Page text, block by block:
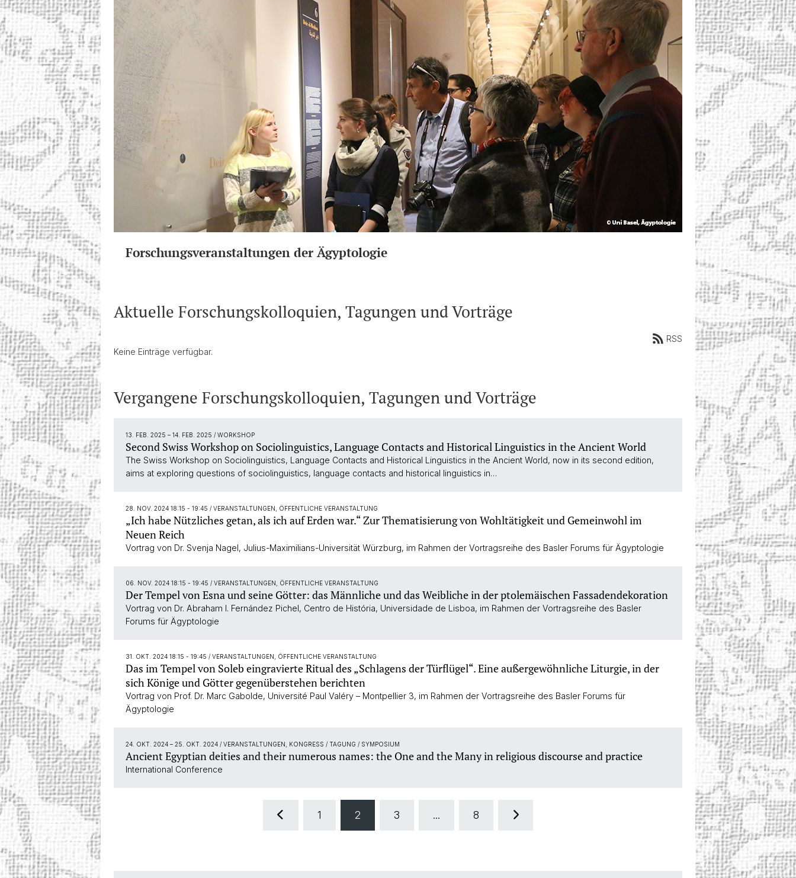
Forschungsveranstaltungen der Ägyptologie
Aktuelle Forschungskolloquien, Tagungen und Vorträge
RSS
Keine Einträge verfügbar.
Vergangene Forschungskolloquien, Tagungen und Vorträge
13. FEB. 2025 – 14. FEB. 2025 / WORKSHOP
Second Swiss Workshop on Sociolinguistics, Language Contacts and Historical Linguistics in the Ancient World
The Swiss Workshop on Sociolinguistics, Language Contacts and Historical Linguistics in the Ancient World, now in its second edition,
aims at exploring questions of sociolinguistics, language contacts and historical linguistics in…
28. NOV. 2024 18:15 - 19:45 / VERANSTALTUNGEN, ÖFFENTLICHE VERANSTALTUNG
„Ich habe Nützliches getan, als ich auf Erden war.“ Zur Thematisierung von Wohltätigkeit und Gemeinwohl im
Neuen Reich
Vortrag von Dr. Svenja Nagel, Julius-Maximilians-Universität Würzburg, im Rahmen der Vortragsreihe des Basler Forums für Ägyptologie
06. NOV. 2024 18:15 - 19:45 / VERANSTALTUNGEN, ÖFFENTLICHE VERANSTALTUNG
Der Tempel von Esna und seine Götter: das Männliche und das Weibliche in der ptolemäischen Fassadendekoration
Vortrag von Dr. Abraham I. Fernández Pichel, Centro de História, Universidade de Lisboa, im Rahmen der Vortragsreihe des Basler
Forums für Ägyptologie
31. OKT. 2024 18:15 - 19:45 / VERANSTALTUNGEN, ÖFFENTLICHE VERANSTALTUNG
Das im Tempel von Soleb eingravierte Ritual des „Schlagens der Türflügel“. Eine außergewöhnliche Liturgie, in der
sich Könige und Götter gegenüberstehen berichten
Vortrag von Prof. Dr. Marc Gabolde, Université Paul Valéry – Montpellier 3, im Rahmen der Vortragsreihe des Basler Forums für
Ägyptologie
24. OKT. 2024 – 25. OKT. 2024 / VERANSTALTUNGEN, KONGRESS / TAGUNG / SYMPOSIUM
Ancient Egyptian deities and their numerous names: the One and the Many in religious discourse and practice
International Conference
1 2 3 ... 8